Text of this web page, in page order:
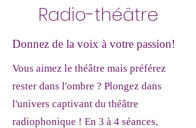
Radio-théâtre
Donnez de la voix à votre passion!
Vous aimez le théâtre mais préférez
rester dans l'ombre ? Plongez dans
l'univers captivant du théâtre
radiophonique ! En 3 à 4 séances,